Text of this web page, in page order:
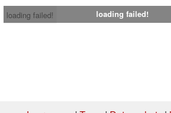
loading failed!
loading failed!